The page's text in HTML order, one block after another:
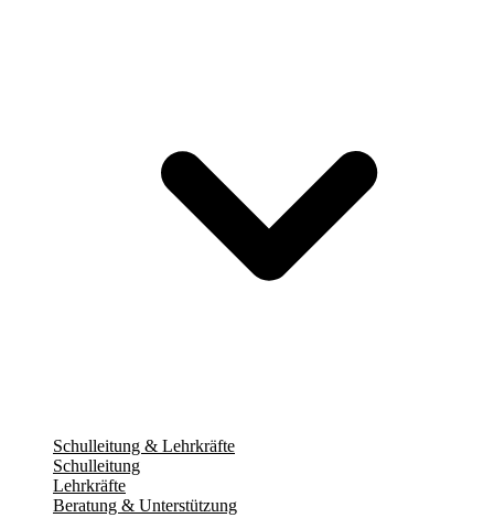
Schulleitung & Lehrkräfte
Schulleitung
Lehrkräfte
Beratung & Unterstützung